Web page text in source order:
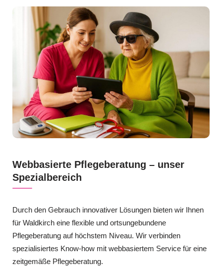
Webbasierte Pflegeberatung – unser
Spezialbereich
Durch den Gebrauch innovativer Lösungen bieten wir Ihnen
für Waldkirch eine flexible und ortsungebundene
Pflegeberatung auf höchstem Niveau. Wir verbinden
spezialisiertes Know-how mit webbasiertem Service für eine
zeitgemäße Pflegeberatung.